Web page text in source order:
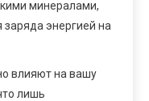
минералами,
энергией на
влияют на вашу
лишь